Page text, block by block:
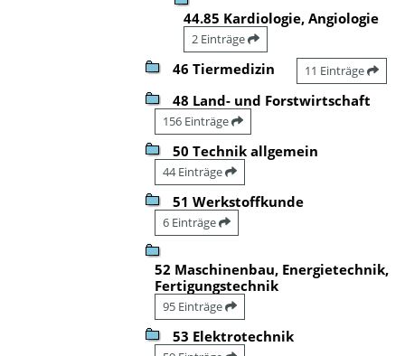
44.85 Kardiologie, Angiologie
2 Einträge
46 Tiermedizin 11 Einträge
48 Land- und Forstwirtschaft
156 Einträge
50 Technik allgemein
44 Einträge
51 Werkstoffkunde
6 Einträge
52 Maschinenbau, Energietechnik,
Fertigungstechnik
95 Einträge
53 Elektrotechnik